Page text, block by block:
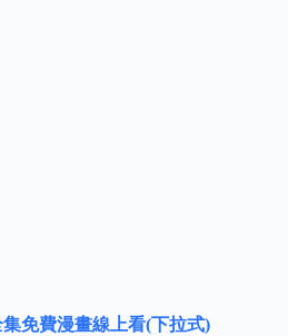
免費漫畫線上看(下拉式)